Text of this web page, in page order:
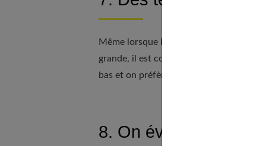
Même lorsque l’on est petite,
grande, il est conseillé de respecter
bas et on préfère une seule couleur
8. On évite les gros